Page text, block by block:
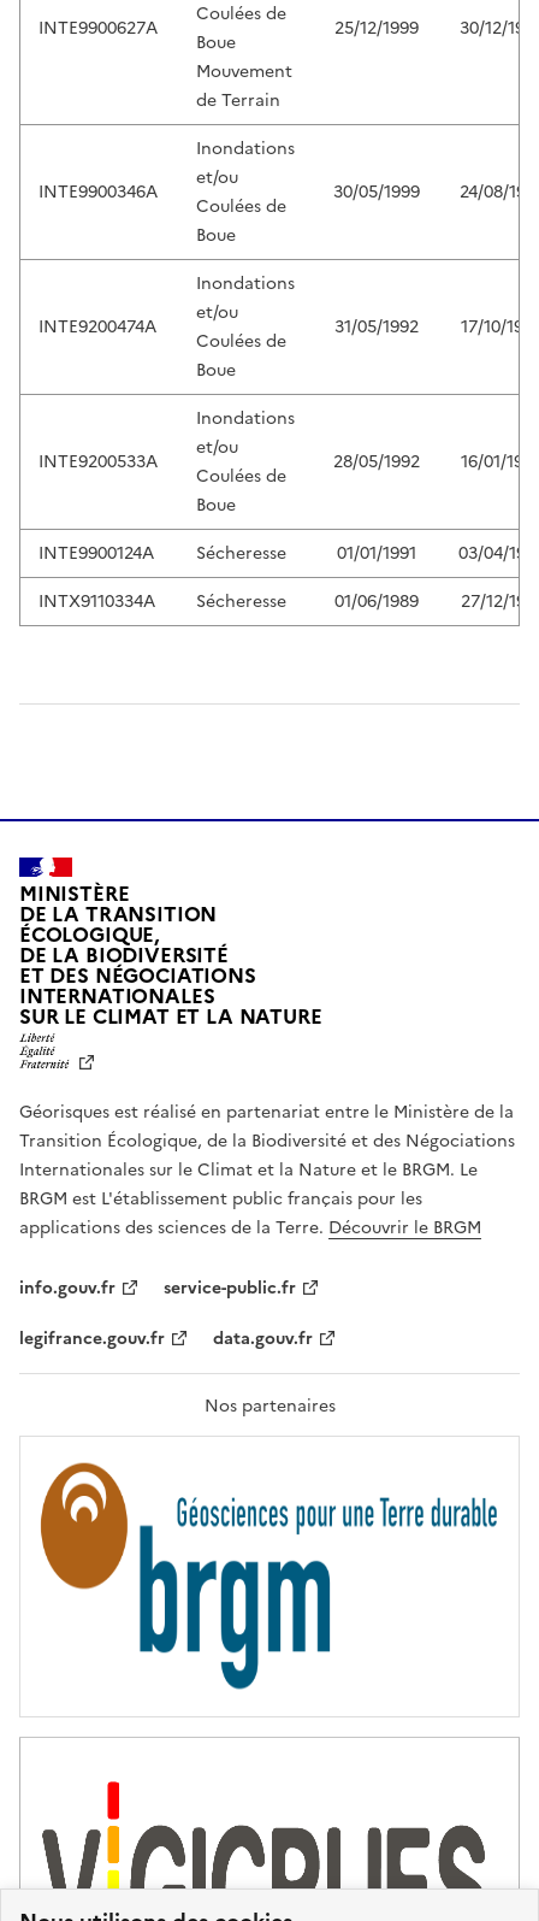
INTE9900627A
Coulées de
Boue
Mouvement
de Terrain
25/12/1999 30/12/
INTE9900346A
Inondations
et/ou
Coulées de
Boue
30/05/1999 24/08/
INTE9200474A
Inondations
et/ou
Coulées de
Boue
31/05/1992 17/10/
INTE9200533A
Inondations
et/ou
Coulées de
Boue
28/05/1992 16/01/
INTE9900124A Sécheresse 01/01/1991
03/04/
INTX9110334A
Sécheresse 01/06/1989 27/12/
MINISTÈRE
DE LA TRANSITION
ÉCOLOGIQUE,
DE LA BIODIVERSITÉ
ET DES NÉGOCIATIONS
INTERNATIONALES
SUR LE CLIMAT ET LA NATUREL
T
É
,
É
G
A
L
F
A
T
R
T
É
Géorisques est réalisé en partenariat entre le Ministère de la
Transition Écologique, de la Biodiversité et des Négociations
Internationales sur le Climat et la Nature et le BRGM. Le
BRGM est L'établissement public français pour les
applications des sciences de la Terre. Découvrir le BRGM
info.gouv.fr
service-public.fr
legifrance.gouv.fr
data.gouv.fr
Nos partenaires